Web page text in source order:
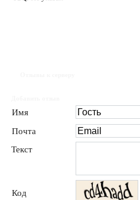
Имя
Почта
Текст
Код